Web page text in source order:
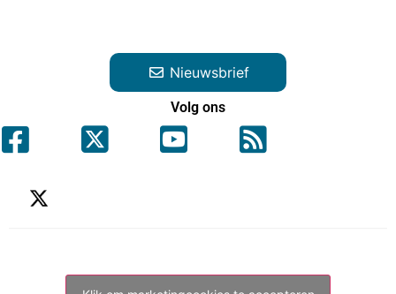
Nieuwsbrief
Volg ons